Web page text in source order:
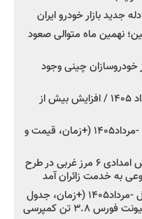
بازار خودرو ایران
نهمین ماه متوالی صعود
خودروسازان چینی وجود
اعلام قیمت جدید پارس نوا در مرداد ۱۴۰۵ / افزایش بیش از
شروع فروش کشنده و کامیون فاو -مرداد۱۴۰۵ (+زمان، قیمت و
مدیرعامل امدادخودروسایپا: پوشش امدادی ۶ مرز غربی در طرح
شروع فروش ۸ محصول بهمن دیزل -مرداد۱۴۰۵ (+زمان، جدول
تن کمپرسی